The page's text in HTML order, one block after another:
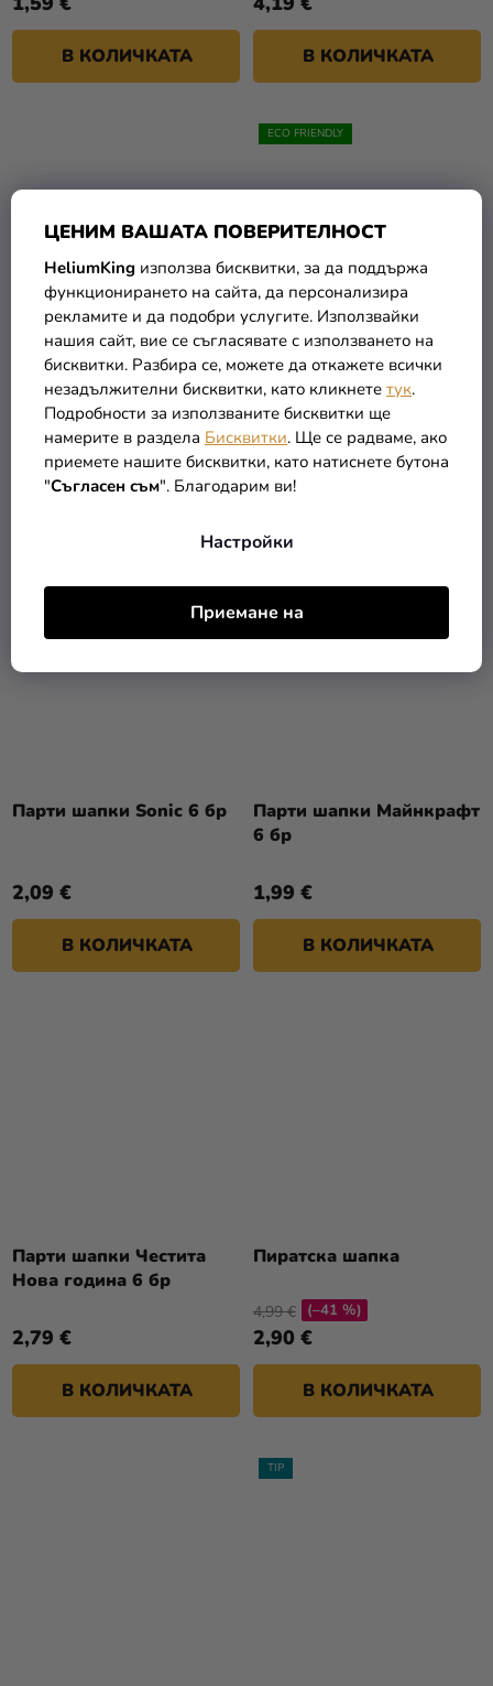
ЦЕНИМ ВАШАТА ПОВЕРИТЕЛНОСТ
HeliumKing използва бисквитки, за да поддържа
функционирането на сайта, да персонализира
рекламите и да подобри услугите. Използвайки
нашия сайт, вие се съгласявате с използването на
бисквитки. Разбира се, можете да откажете всички
незадължителни бисквитки, като кликнете тук.
Подробности за използваните бисквитки ще
намерите в раздела Бисквитки. Ще се радваме, ако
приемете нашите бисквитки, като натиснете бутона
"Съгласен съм". Благодарим ви!
Настройки
Приемане на
В КОЛИЧКАТА В КОЛИЧКАТА
Парти шапки Baby Shark
2,49 €
ECO FRIENDLY
Парти шапки Frozen II
Wind 6 бр
2,49 €
Парти шапки Sonic 6 бр
2,09 €
В КОЛИЧКАТА
Парти шапки Майнкрафт
6 бр
1,99 €
В КОЛИЧКАТА
Парти шапки Честита
Нова година 6 бр
2,79 €
В КОЛИЧКАТА
Пиратска шапка
2,90 €
4,99 € (–41 %)
В КОЛИЧКАТА
TIP